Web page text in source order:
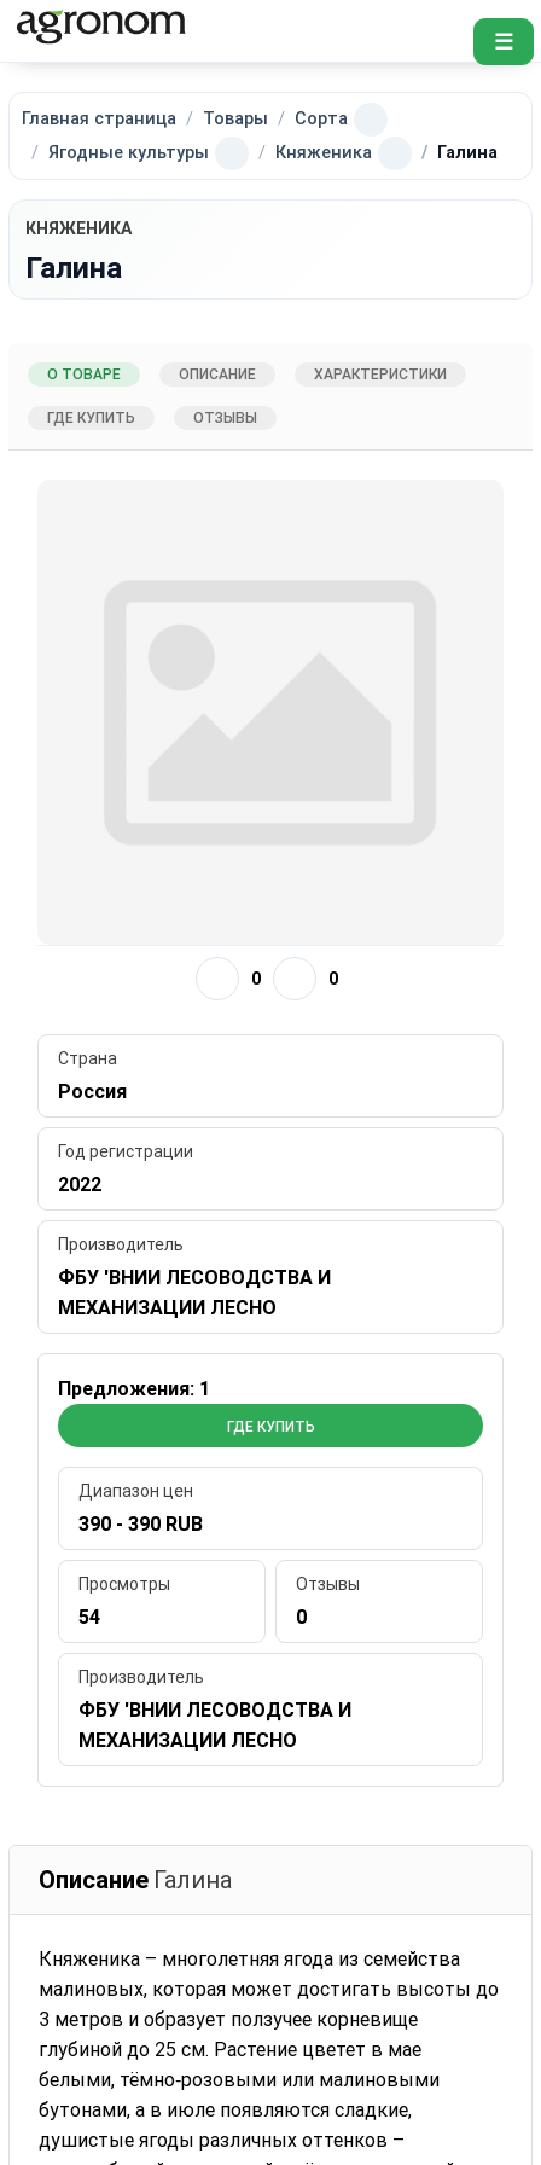
☰
Главная страница Товары
Сорта
Ягодные культуры
Княженика Галина
КНЯЖЕНИКА
Галина
О ТОВАРЕ ОПИСАНИЕ ХАРАКТЕРИСТИКИ
ГДЕ КУПИТЬ ОТЗЫВЫ
0 0
Страна
Россия
Год регистрации
2022
Производитель
ФБУ 'ВНИИ ЛЕСОВОДСТВА И
МЕХАНИЗАЦИИ ЛЕСНО
Предложения: 1
ГДЕ КУПИТЬ
Диапазон цен
390 - 390 RUB
Просмотры
54
Отзывы
0
Производитель
ФБУ 'ВНИИ ЛЕСОВОДСТВА И
МЕХАНИЗАЦИИ ЛЕСНО
Описание Галина
Княженика – многолетняя ягода из семейства
малиновых, которая может достигать высоты до
3 метров и образует ползучее корневище
глубиной до 25 см. Растение цветет в мае
белыми, тёмно‑розовыми или малиновыми
бутонами, а в июле появляются сладкие,
душистые ягоды различных оттенков –